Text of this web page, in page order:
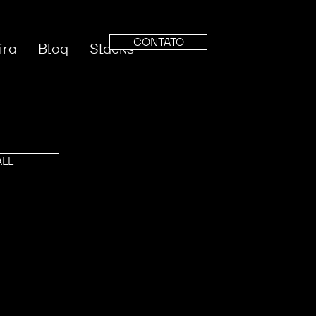
Blog StacksCONTATO